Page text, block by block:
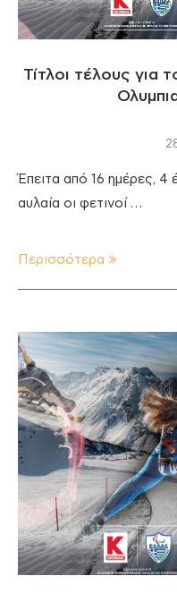
Τίτλοι τέλους για
Έπειτα από 16 ημέρες, 4
αυλαία οι φετινοί …
Περισσότερα